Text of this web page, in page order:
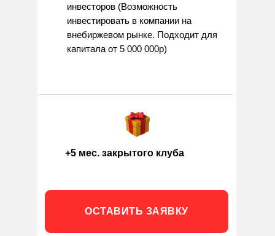
инвесторов (Возможность
инвестировать в компании на
внебиржевом рынке. Подходит для
капитала от 5 000 000р)
ОСТАВИТЬ ЗАЯВКУ
+5 мес. закрытого клуба